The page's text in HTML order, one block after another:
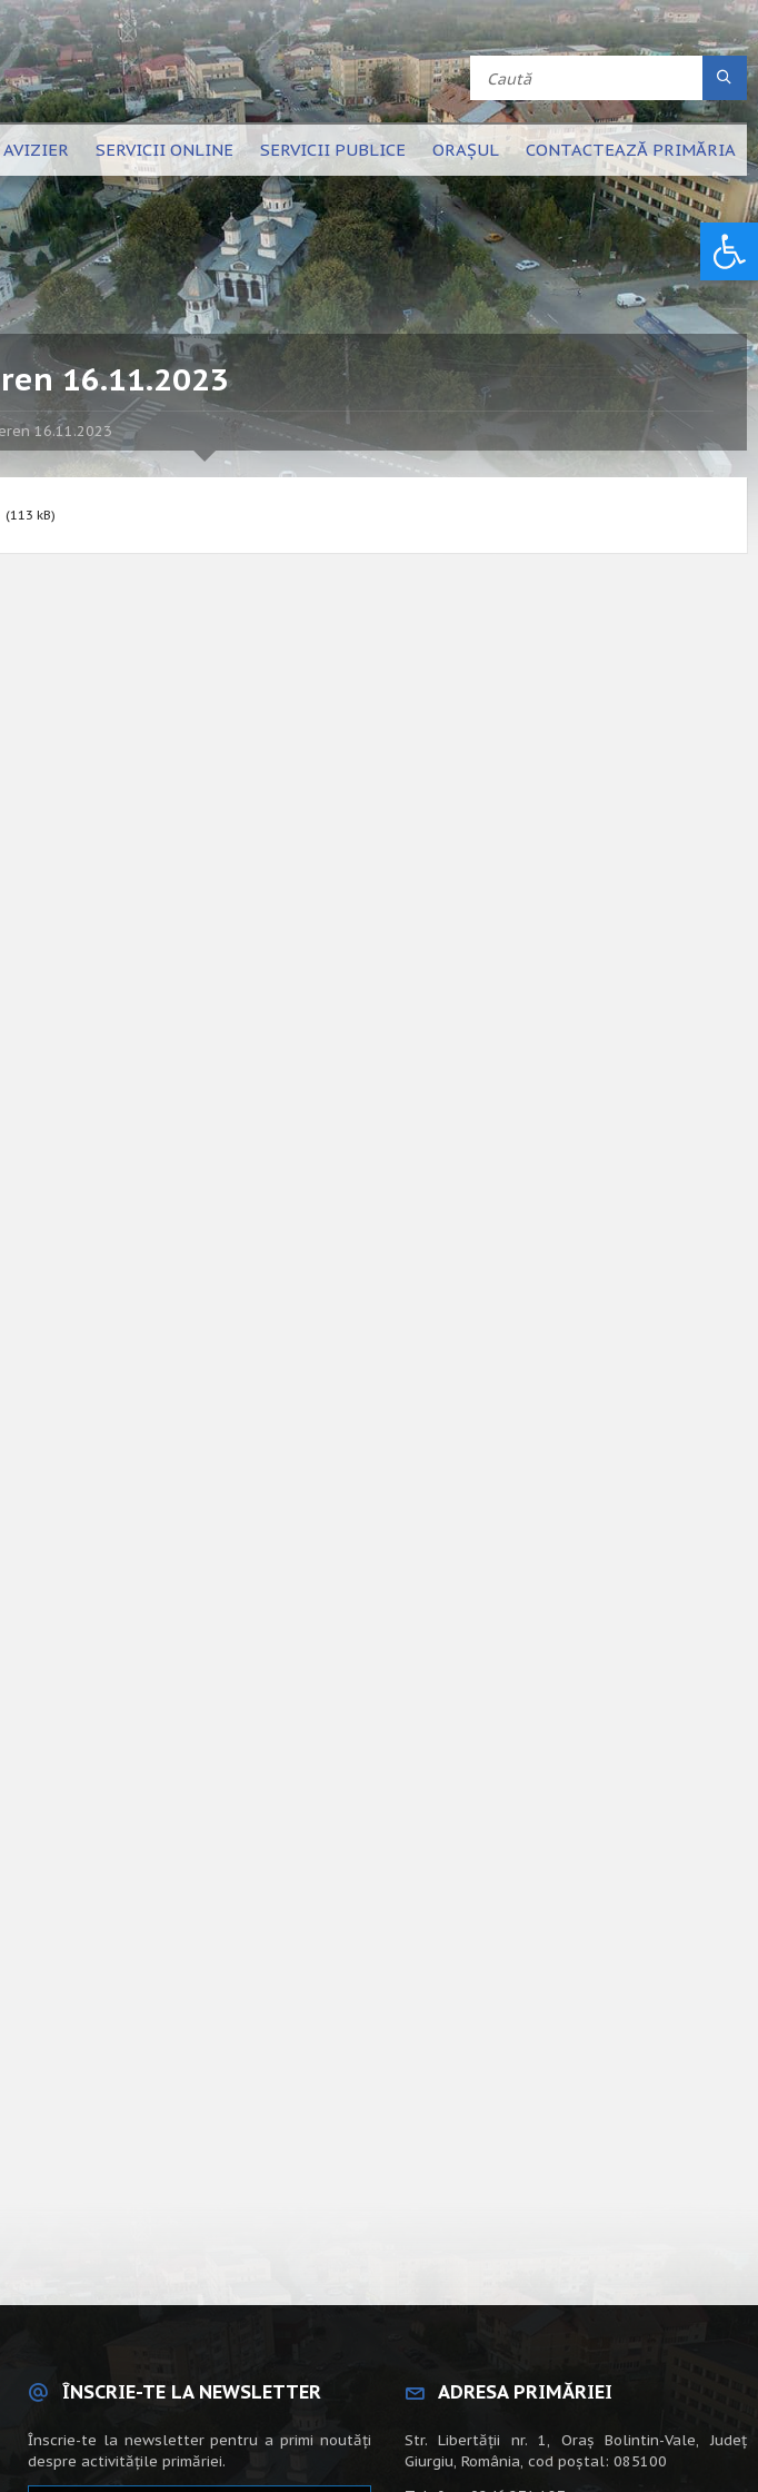
AVIZIER SERVICII ONLINE SERVICII PUBLICE ORAȘUL CONTACTEAZĂ PRIMĂRIA
16.11.2023
16.11.2023
(113 kB)
ÎNSCRIE-TE LA NEWSLETTER
Înscrie-te la newsletter pentru a primi noutăți
despre activitățile primăriei.
ADRESA PRIMĂRIEI
Str. Libertății nr. 1, Oraș Bolintin-Vale, Județ
Giurgiu, România, cod poștal: 085100
Deschide bara de unelte